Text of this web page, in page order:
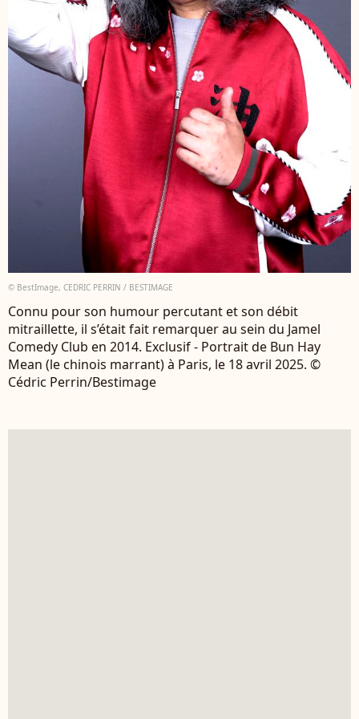
© BestImage, CEDRIC PERRIN / BESTIMAGE
Connu pour son humour percutant et son débit
mitraillette, il s’était fait remarquer au sein du Jamel
Comedy Club en 2014. Exclusif - Portrait de Bun Hay
Mean (le chinois marrant) à Paris, le 18 avril 2025. ©
Cédric Perrin/Bestimage